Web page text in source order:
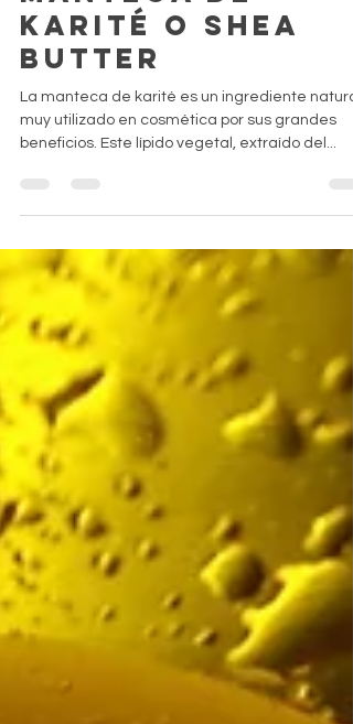
karité o Shea
Butter
La manteca de karité es un ingrediente natural
muy utilizado en cosmética por sus grandes
beneficios. Este lípido vegetal, extraído del...